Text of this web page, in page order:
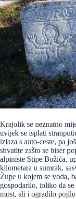
Krajolik se neznatno
uvijek se isplati
izlaza s auto-ceste, pa
shvatite zašto se biser
alpiniste Stipe Božića,
kilometara u sumrak,
Župe u kojem se voda,
gospodarilo, toliko da se
most, ali i ogradilo